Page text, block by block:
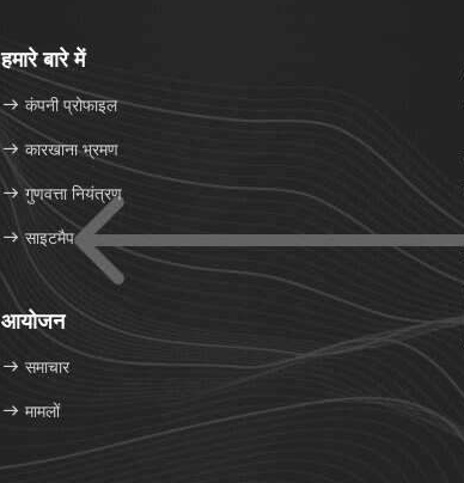
हमारे बारे में
कंपनी प्रोफाइल
कारखाना भ्रमण
गुणवत्ता नियंत्रण
साइटमैप
आयोजन
समाचार
मामलों